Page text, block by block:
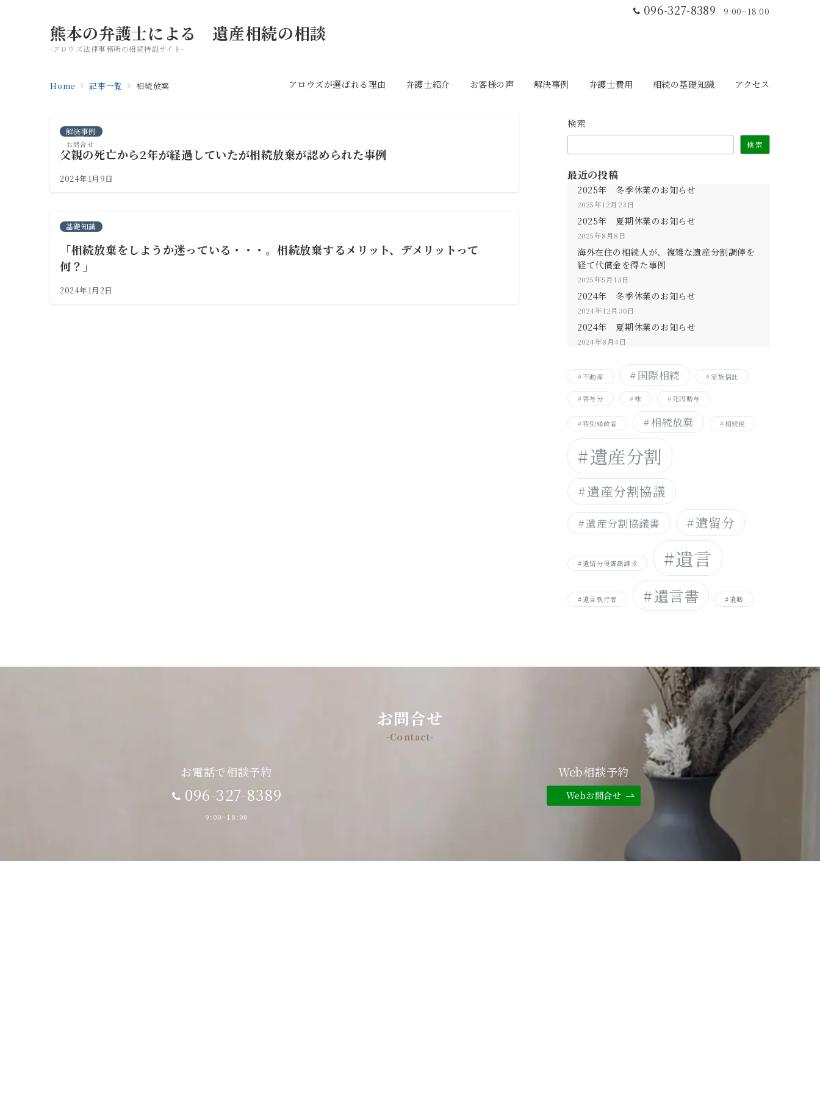
096-327-8389 9:00~18:00
熊本の弁護士による 遺産相続の相談
-アロウズ法律事務所の相続特設サイト-
アロウズが選ばれる理由 弁護士紹介 お客様の声 解決事例 弁護士費用 相続の基礎知識 アクセス
お問合せ
Home 記事一覧 相続放棄
解決事例
父親の死亡から2年が経過していたが相続放棄が認められた事例
2024年1月9日
基礎知識
「相続放棄をしようか迷っている・・・。相続放棄するメリット、デメリットって
何？」
2024年1月2日
検索
検索
最近の投稿
2025年 冬季休業のお知らせ
2025年12月23日
2025年 夏期休業のお知らせ
2025年8月8日
海外在住の相続人が、複雑な遺産分割調停を
経て代償金を得た事例
2025年5月13日
2024年 冬季休業のお知らせ
2024年12月30日
2024年 夏期休業のお知らせ
2024年8月4日
不動産 国際相続 家族信託
寄与分 株 死因贈与
特別縁故者 相続放棄 相続税
遺産分割
遺産分割協議
遺産分割協議書 遺留分
遺留分侵害額請求 遺言
遺言執行者 遺言書 遺贈
お問合せ
-Contact-
お電話で相談予約
096-327-8389
9:00~18:00
Web相談予約
Webお問合せ